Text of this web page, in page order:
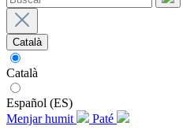
Català
Català
Español (ES)
Menjar humit
Paté